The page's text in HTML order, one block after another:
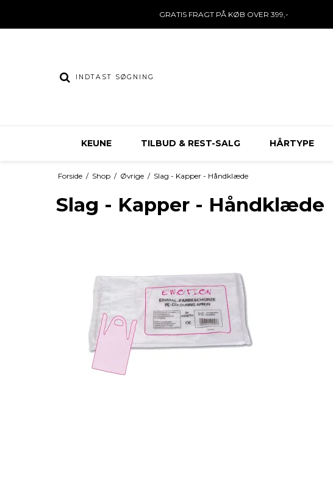
GRATIS FRAGT PÅ KØB OVER 399,-
KEUNE TILBUD & REST-SALG HÅRTYPE
Forside / Shop / Øvrige / Slag - Kapper - Håndklæde
Slag - Kapper - Håndklæde